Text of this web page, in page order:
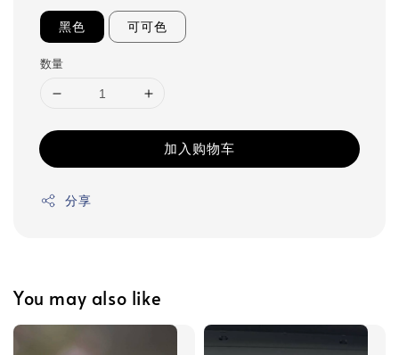
黑色 可可色
数量
加入购物车
分享
You may also like